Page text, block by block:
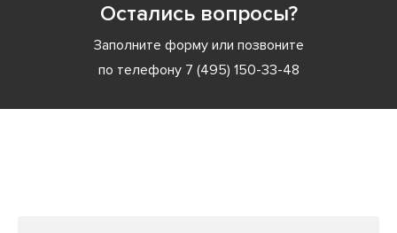
Остались вопросы?
Заполните форму или позвоните
по телефону 7 (495) 150-33-48